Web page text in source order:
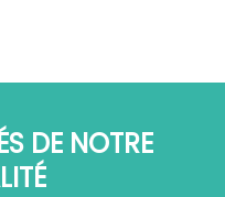
DE NOTRE